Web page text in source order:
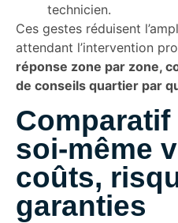
technicien.
Ces gestes réduisent
attendant l’intervention
réponse zone par zone,
de conseils quartier par
Comparatif
soi‑même
coûts,
garanties